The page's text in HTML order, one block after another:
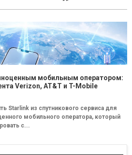
мобильным оператором:
Verizon, AT&T и T-Mobile
Starlink из спутникового сервиса для
мобильного оператора, который
с...